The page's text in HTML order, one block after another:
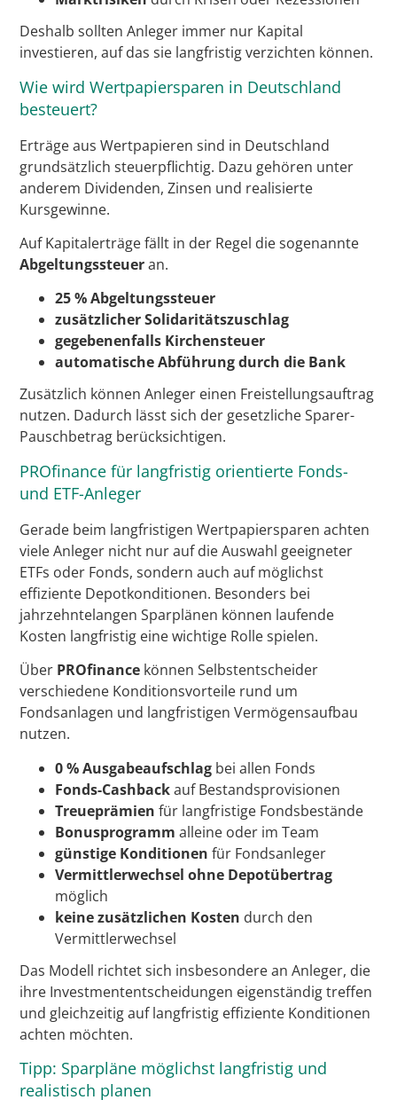
Deshalb sollten Anleger immer nur Kapital
investieren, auf das sie langfristig verzichten können.
Wie wird Wertpapiersparen in Deutschland
besteuert?
Erträge aus Wertpapieren sind in Deutschland
grundsätzlich steuerpflichtig. Dazu gehören unter
anderem Dividenden, Zinsen und realisierte
Kursgewinne.
Auf Kapitalerträge fällt in der Regel die sogenannte
Abgeltungssteueran.
25 % Abgeltungssteuer
zusätzlicher Solidaritätszuschlag
gegebenenfalls Kirchensteuer
automatische Abführung durch die Bank
Zusätzlich können Anleger einen Freistellungsauftrag
nutzen. Dadurch lässt sich der gesetzliche Sparer-
Pauschbetrag berücksichtigen.
PROfinance für langfristig orientierte Fonds-
und ETF-Anleger
Gerade beim langfristigen Wertpapiersparen achten
viele Anleger nicht nur auf die Auswahl geeigneter
ETFs oder Fonds, sondern auch auf möglichst
effiziente Depotkonditionen. Besonders bei
jahrzehntelangen Sparplänen können laufende
Kosten langfristig eine wichtige Rolle spielen.
Über PROfinance können Selbstentscheider
verschiedene Konditionsvorteile rund um
Fondsanlagen und langfristigen Vermögensaufbau
nutzen.
0 % Ausgabeaufschlag bei allen Fonds
Fonds-Cashbackauf Bestandsprovisionen
Treueprämien für langfristige Fondsbestände
Bonusprogramm alleine oder im Team
günstige Konditionen für Fondsanleger
Vermittlerwechsel ohne Depotübertrag
möglich
keine zusätzlichen Kosten durch den
Vermittlerwechsel
Das Modell richtet sich insbesondere an Anleger, die
ihre Investmententscheidungen eigenständig treffen
und gleichzeitig auf langfristig effiziente Konditionen
achten möchten.
Tipp: Sparpläne möglichst langfristig und
realistisch planen